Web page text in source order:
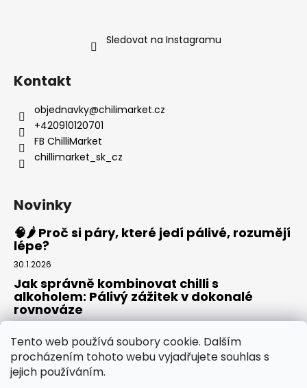
Tento web používá soubory cookie. Dalším
procházením tohoto webu vyjadřujete souhlas s
jejich používáním.
Sledovat na Instagramu
Kontakt
objednavky@chilimarket.cz
+420910120701
FB ChilliMarket
chillimarket_sk_cz
Novinky
🧠🌶️ Proč si páry, které jedí pálivé, rozumějí
lépe?
30.1.2026
Jak správně kombinovat chilli s
alkoholem: Pálivý zážitek v dokonalé
rovnováze
Rajská omáčka: Domácí základ pro pizzu,
těstoviny i omáčky
30.7.2025